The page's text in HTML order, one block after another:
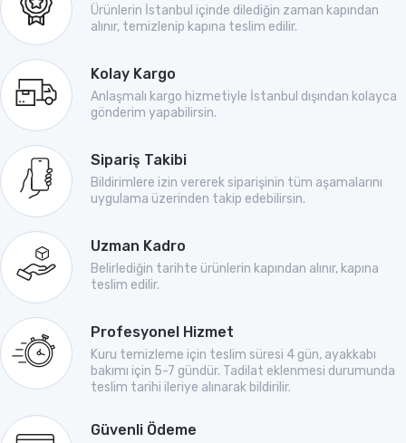
Ürünlerin İstanbul içinde dilediğin zaman kapından
alınır, temizlenip kapına teslim edilir.
Kolay Kargo
Anlaşmalı kargo hizmetiyle İstanbul dışından kolayca
gönderim yapabilirsin.
Sipariş Takibi
Bildirimlere izin vererek siparişinin tüm aşamalarını
uygulama üzerinden takip edebilirsin.
Uzman Kadro
Belirlediğin tarihte ürünlerin kapından alınır, kapına
teslim edilir.
Profesyonel Hizmet
Kuru temizleme için teslim süresi 4 gün, ayakkabı
bakımı için 5-7 gündür. Tadilat eklenmesi durumunda
teslim tarihi ileriye alınarak bildirilir.
Güvenli Ödeme